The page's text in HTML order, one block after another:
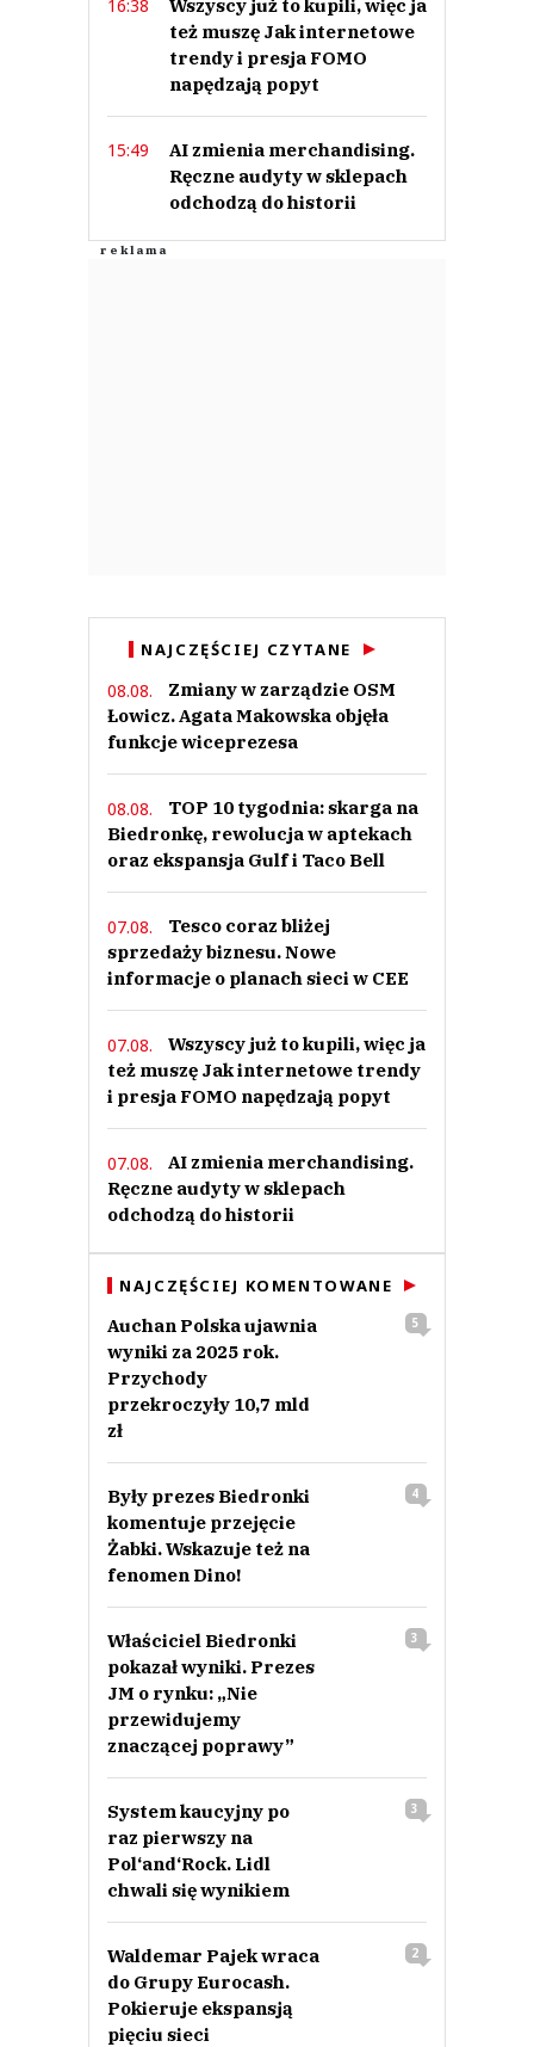
16:38
Wszyscy już to kupili, więc ja
też muszę Jak internetowe
trendy i presja FOMO
napędzają popyt
15:49
AI zmienia merchandising.
Ręczne audyty w sklepach
odchodzą do historii
NAJCZĘŚCIEJ CZYTANE
08.08.
Zmiany w zarządzie OSM
Łowicz. Agata Makowska objęła
funkcje wiceprezesa
08.08.
TOP 10 tygodnia: skarga na
Biedronkę, rewolucja w aptekach
oraz ekspansja Gulf i Taco Bell
07.08.
Tesco coraz bliżej
sprzedaży biznesu. Nowe
informacje o planach sieci w CEE
07.08.
Wszyscy już to kupili, więc ja
też muszę Jak internetowe trendy
i presja FOMO napędzają popyt
07.08.
AI zmienia merchandising.
Ręczne audyty w sklepach
odchodzą do historii
NAJCZĘŚCIEJ KOMENTOWANE
Auchan Polska ujawnia
wyniki za 2025 rok.
Przychody
przekroczyły 10,7 mld
zł
5
Były prezes Biedronki
komentuje przejęcie
Żabki. Wskazuje też na
fenomen Dino!
4
Właściciel Biedronki
pokazał wyniki. Prezes
JM o rynku: „Nie
przewidujemy
znaczącej poprawy”
3
System kaucyjny po
raz pierwszy na
Pol‘and‘Rock. Lidl
chwali się wynikiem
3
Waldemar Pajek wraca
do Grupy Eurocash.
Pokieruje ekspansją
pięciu sieci
2